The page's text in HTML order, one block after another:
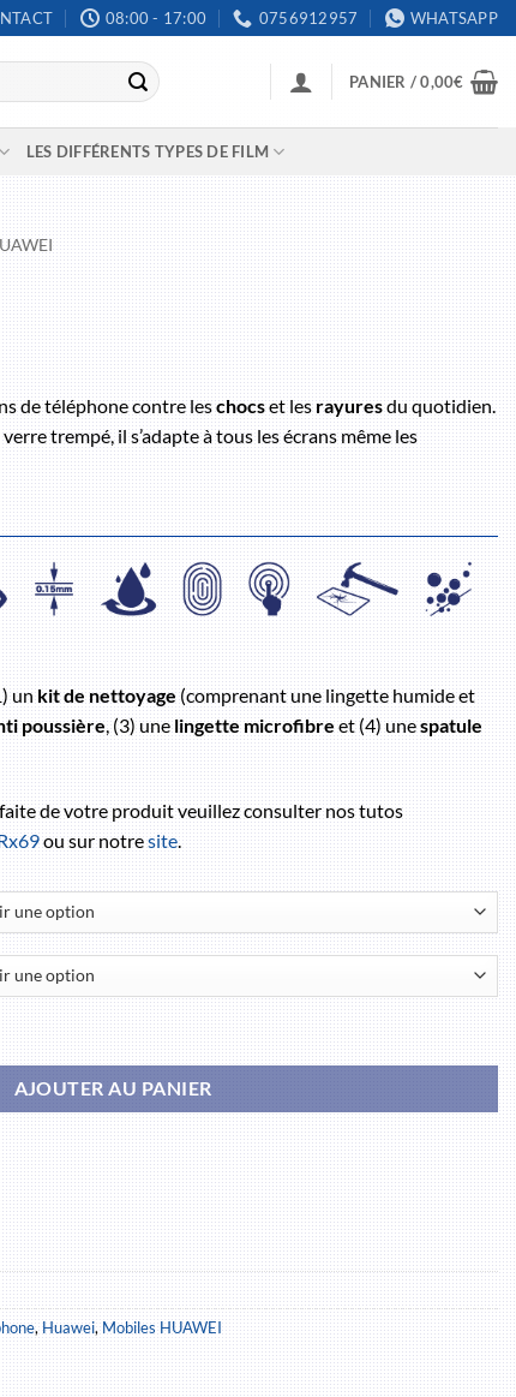
08:00 - 17:00 0756912957 WHATSAPP
PANIER /0,00€
LES DIFFÉRENTS TYPES DE FILM
de téléphone contre leschocset lesrayuresdu quotidien.
verre trempé, il s’adapte à tous les écrans même les
unkit de nettoyage(comprenant une lingette humide et
poussière, (3) unelingette microfibreet (4) unespatule
de votre produit veuillez consulter nos tutos
ou sur notresite.
AJOUTER AU PANIER
,Huawei,Mobiles HUAWEI